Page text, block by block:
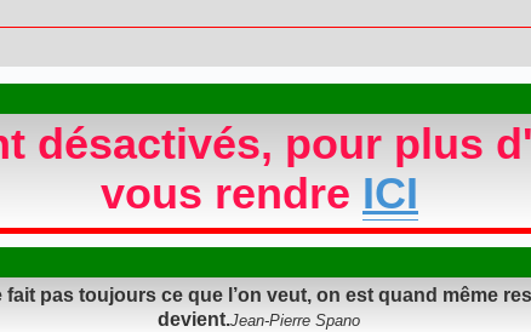
désactivés, pour plus
vous rendre ICI
pas toujours ce que l’on veut, on est quand même
devient.Jean-Pierre Spano